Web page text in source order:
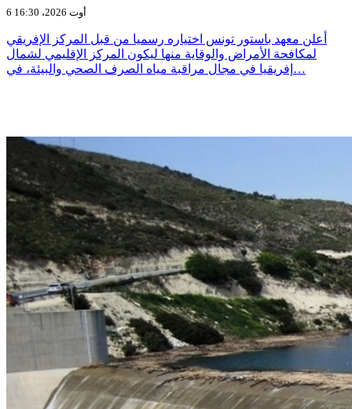
6 أوت 2026، 16:30
أعلن معهد باستور تونس اختياره رسميا من قبل المركز الإفريقي
لمكافحة الأمراض والوقاية منها ليكون المركز الإقليمي لشمال
إفريقيا في مجال مراقبة مياه الصرف الصحي والبيئة، في…